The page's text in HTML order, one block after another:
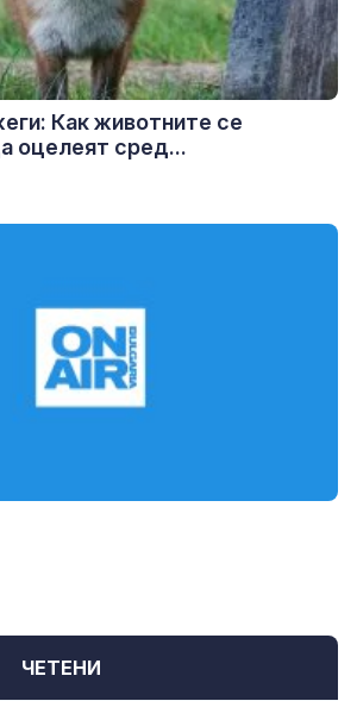
ЧЕТЕНИ
Как животните се
оцелеят сред...